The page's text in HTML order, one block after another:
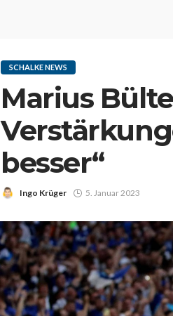
SCHALKE NEWS
Marius
besser“
Ingo Krüger 5. Januar 2023